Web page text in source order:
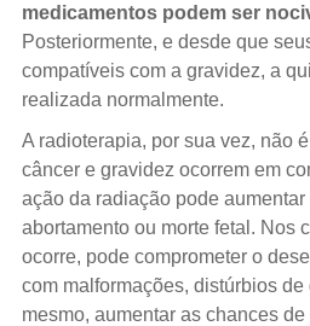
medicamentos podem ser
Posteriormente, e desde que
compatíveis com a gravidez, a
realizada normalmente.
A radioterapia, por sua vez, não
câncer e gravidez ocorrem em
ação da radiação pode
abortamento ou morte fetal. Nos
ocorre, pode comprometer o
com malformações, distúrbios
mesmo, aumentar as chances